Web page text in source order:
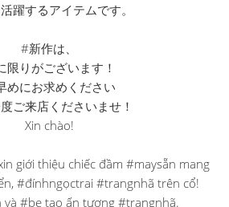
躍するアイテムです。
#新作は、
限りがございます！
めにお求めください
ご来店くださいませ！
Xin chào!
giới thiệu chiếc đầm #maysẵn mang
#đínhngọctrai #trangnhã trên cổ!
và #be tạo ấn tượng #trangnhã.